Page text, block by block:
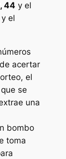
44 y el
el
acertar
el
se
una
bombo
toma